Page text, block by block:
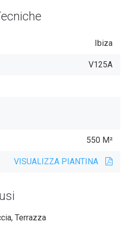
Ibiza
V125A
550 M²
VISUALIZZA PIANTINA
Terrazza